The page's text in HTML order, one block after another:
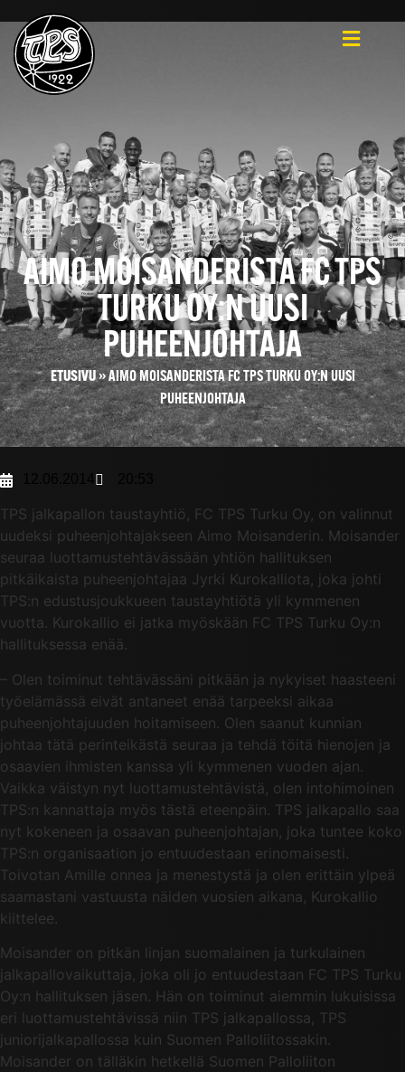
AIMO MOISANDERISTA FC TPS
TURKU OY:N UUSI
PUHEENJOHTAJA
ETUSIVU»AIMO MOISANDERISTA FC TPS TURKU OY:N UUSI
PUHEENJOHTAJA
TPS jalkapallon taustayhtiö, FC TPS Turku Oy, on valinnut
uudeksi puheenjohtajakseen Aimo Moisanderin. Moisander
seuraa luottamustehtävässään yhtiön hallituksen
pitkäikaista puheenjohtajaa Jyrki Kurokalliota, joka johti
TPS:n edustusjoukkueen taustayhtiötä yli kymmenen
vuotta. Kurokallio ei jatka myöskään FC TPS Turku Oy:n
hallituksessa enää.
– Olen toiminut tehtävässäni pitkään ja nykyiset haasteeni
työelämässä eivät antaneet enää tarpeeksi aikaa
puheenjohtajuuden hoitamiseen. Olen saanut kunnian
johtaa tätä perinteikästä seuraa ja tehdä töitä hienojen ja
osaavien ihmisten kanssa yli kymmenen vuoden ajan.
Vaikka väistyn nyt luottamustehtävistä, olen intohimoinen
TPS:n kannattaja myös tästä eteenpäin. TPS jalkapallo saa
nyt kokeneen ja osaavan puheenjohtajan, joka tuntee koko
TPS:n organisaation jo entuudestaan erinomaisesti.
Toivotan Amille onnea ja menestystä ja olen erittäin ylpeä
saamastani vastuusta näiden vuosien aikana, Kurokallio
kiittelee.
Moisander on pitkän linjan suomalainen ja turkulainen
jalkapallovaikuttaja, joka oli jo entuudestaan FC TPS Turku
Oy:n hallituksen jäsen. Hän on toiminut aiemmin lukuisissa
eri luottamustehtävissä niin TPS jalkapallossa, TPS
juniorijalkapallossa kuin Suomen Palloliitossakin.
Moisander on tälläkin hetkellä Suomen Palloliiton